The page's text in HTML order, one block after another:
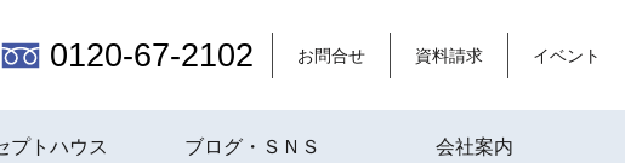
0120-67-2102 お問合せ 資料請求 イベント
プトハウス ブログ・ＳＮＳ 会社案内